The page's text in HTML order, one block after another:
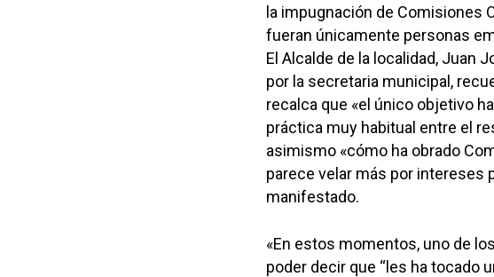
Presiona Intro para buscar o ESC para cerrar
la impugnación de Comisiones
fueran únicamente personas
El Alcalde de la localidad, Juan
por la secretaria municipal,
recalca que «el único objetivo
práctica muy habitual entre el
asimismo «cómo ha obrado
parece velar más por intereses
manifestado.
«En estos momentos, uno de
poder decir que “les ha tocado